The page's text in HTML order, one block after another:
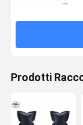
Prodotti